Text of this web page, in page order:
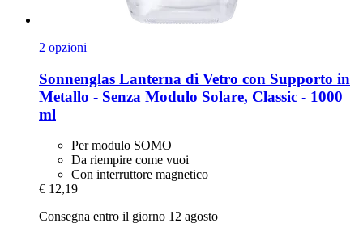
2 opzioni
Sonnenglas Lanterna di Vetro con Supporto in
Metallo -​ Senza Modulo Solare, Classic -​ 1000
ml
Per modulo SOMO
Da riempire come vuoi
Con interruttore magnetico
€ 12,19
Consegna entro il giorno 12 agosto